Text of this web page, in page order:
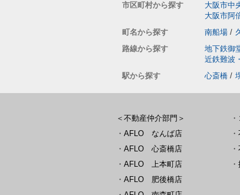
市区町村から探す 大阪市中
大阪市阿
町名から探す
南船場 /
路線から探す
地下鉄御
近鉄難波
駅から探す
心斎橋 /
＜不動産仲介部門＞
・ AFLO なんば店
・ AFLO 心斎橋店
・ AFLO 上本町店
・ AFLO 肥後橋店
・
・
・
・